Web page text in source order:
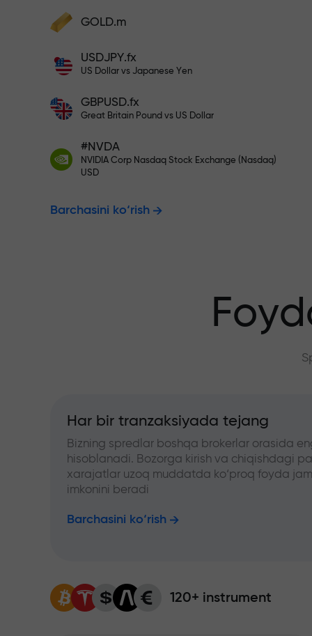
Hisobni to‘ldiring va depozitingizdan 1
emas. Depozit qancha katta bo‘lsa,
multiplikator shuncha yuqori bo‘ladi.
Hisobingizni $333 bilan
Risksiz
kafolatlanadi
X1000
GOLD.m
USDJPY.fx
US Dollar vs Japanese Yen
GBPUSD.fx
Great Britain Pound vs US Dollar
#NVDA
NVIDIA Corp Nasdaq Stock Exchange (Nasdaq)
USD
Barchasini ko‘rish
Har bir tranzaksiyada tejang
Bizning spredlar boshqa brokerlar orasida
hisoblanadi. Bozorga kirish va chiqishdagi
xarajatlar uzoq muddatda ko‘proq foyda
imkonini beradi
Barchasini ko‘rish
120+ instrument